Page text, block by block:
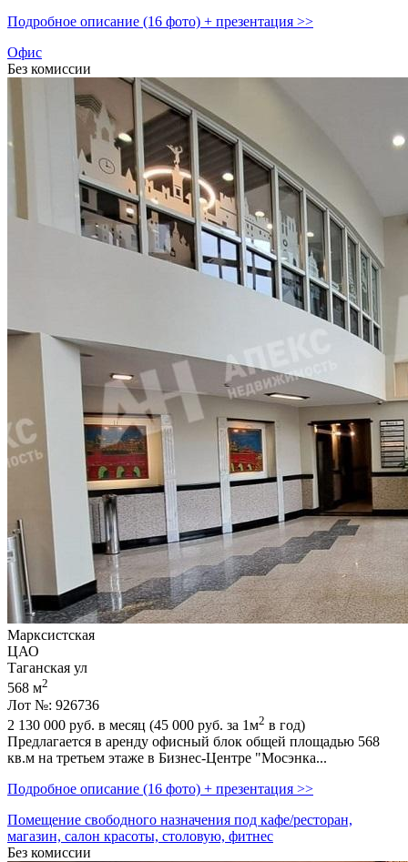
Подробное описание (16 фото) + презентация >>
Офис
Без комиссии
Марксистская
ЦАО
Таганская ул
568 м2
Лот №: 926736
2 130 000 руб. в месяц (45 000 руб. за 1м2 в год)
Предлагается в аренду офисный блок общей площадью 568
кв.м на третьем этаже в Бизнес-Центре "Мосэнка...
Подробное описание (16 фото) + презентация >>
Помещение свободного назначения под кафе/ресторан,
магазин, салон красоты, столовую, фитнес
Без комиссии